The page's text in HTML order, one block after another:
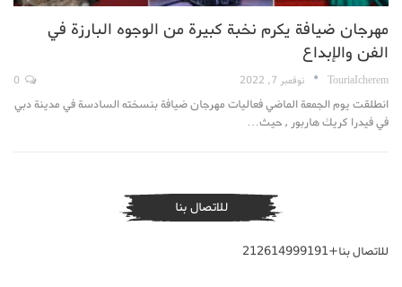
مهرجان ضيافة يكرم نخبة كبيرة من الوجوه البارزة في
الفن والإبداع
TouriaIcherem نوفمبر 7, 2022
انطلقت يوم الجمعة الماضي فعاليات مهرجان ضيافة بنسخته السادسة في مدينة دبي
في فيدرا كريك هاربور , حيث…
للاتصال بنا
للاتصال بنا+212614999191